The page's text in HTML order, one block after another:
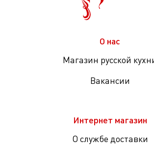
О нас
Магазин русской
Вакансии
Интернет магазин
О службе доставки